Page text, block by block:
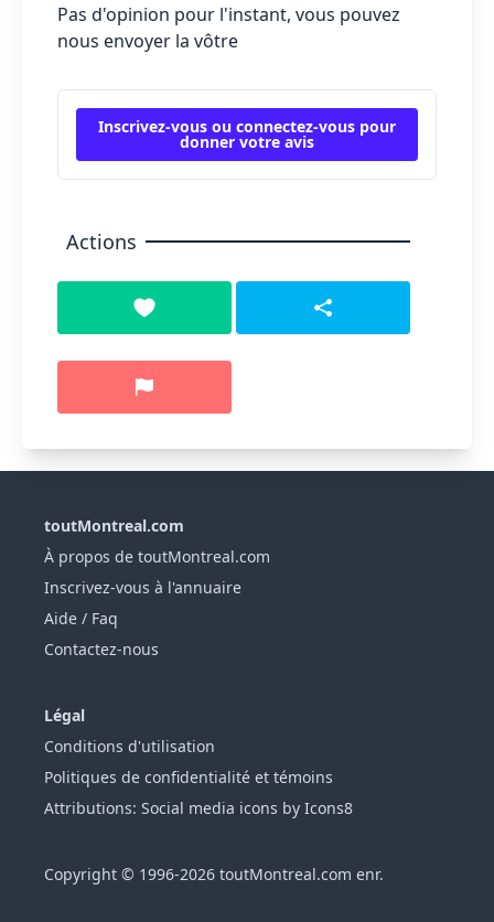
Pas d'opinion pour l'instant, vous pouvez
nous envoyer la vôtre
Inscrivez-vous ou connectez-vous pour
donner votre avis
Actions
toutMontreal.com
À propos de toutMontreal.com
Inscrivez-vous à l'annuaire
Aide / Faq
Contactez-nous
Légal
Conditions d'utilisation
Politiques de confidentialité et témoins
Attributions: Social media icons by Icons8
Copyright © 1996-2026 toutMontreal.com enr.